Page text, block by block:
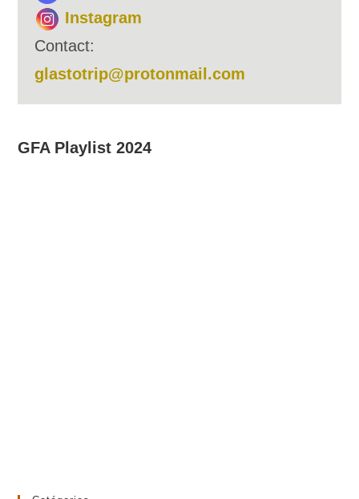
Instagram
Contact:
glastotrip@protonmail.com
GFA Playlist 2024